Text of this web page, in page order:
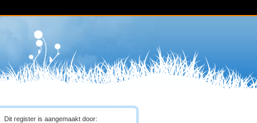
Dit register is aangemaakt door: